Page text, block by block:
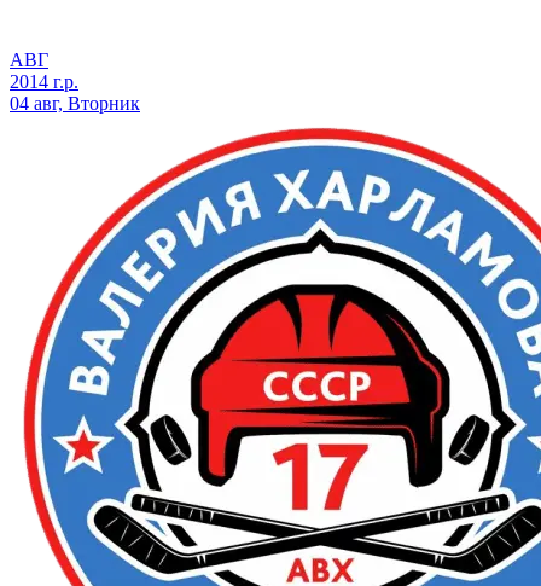
АВГ
2014 г.р.
04 авг, Вторник